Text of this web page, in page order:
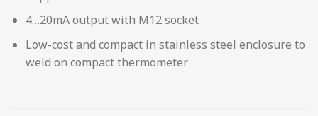
4…20mA output with M12 socket
Low-cost and compact in stainless steel enclosure to
weld on compact thermometer